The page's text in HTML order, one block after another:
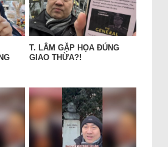
T. LÂM GẶP HỌA ĐÚNG
GIAO THỪA?!